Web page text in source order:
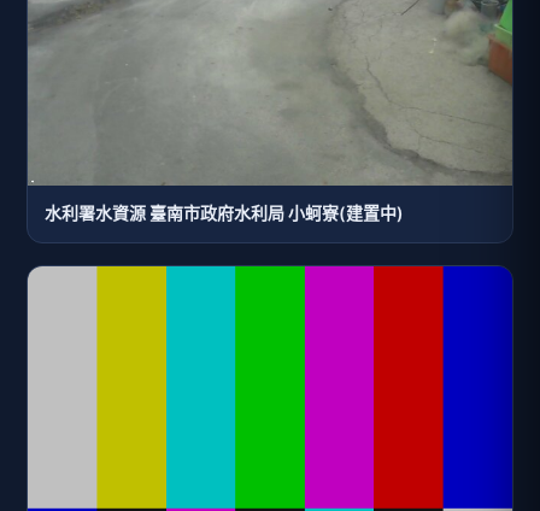
水利署水資源 臺南市政府水利局 小蚵寮(建置中)